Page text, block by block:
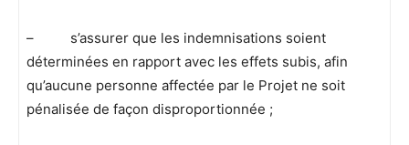
– s’assurer que les indemnisations soient
déterminées en rapport avec les effets subis, afin
qu’aucune personne affectée par le Projet ne soit
pénalisée de façon disproportionnée ;